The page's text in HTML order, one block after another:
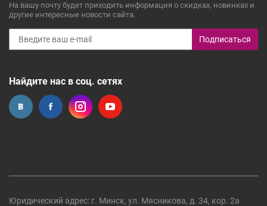
На вашу почту будет приходить информация о скидках, новинках и
другие интересные новости сайта.
Подписаться
Найдите нас в соц. сетях
Юридический адрес: г. Минск, ул. Мясникова, д. 34, кор. 2а